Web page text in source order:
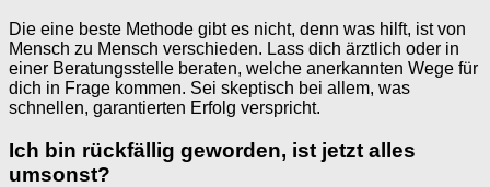
Die eine beste Methode gibt es nicht, denn was hilft, ist von
Mensch zu Mensch verschieden. Lass dich ärztlich oder in
einer Beratungsstelle beraten, welche anerkannten Wege für
dich in Frage kommen. Sei skeptisch bei allem, was
schnellen, garantierten Erfolg verspricht.
Ich bin rückfällig geworden, ist jetzt alles
umsonst?